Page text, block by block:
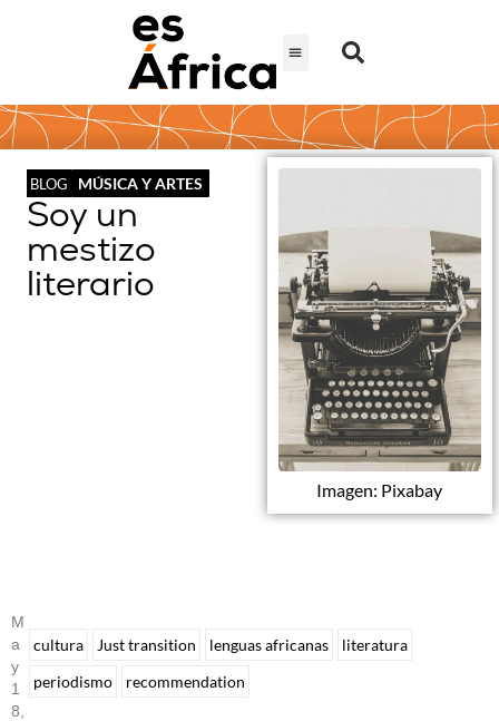
BLOG MÚSICA Y ARTES
Soy un
mestizo
literario
Imagen: Pixabay
M
A
Y
1
8,
cultura Just transition lenguas africanas
literatura
periodismo
recommendation